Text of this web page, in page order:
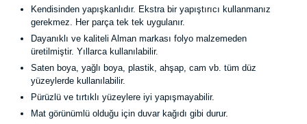
Kendisinden yapışkanlıdır. Ekstra bir yapıştırıcı kullanmanız
gerekmez. Her parça tek tek uygulanır.
Dayanıklı ve kaliteli Alman markası folyo malzemeden
üretilmiştir. Yıllarca kullanılabilir.
Saten boya, yağlı boya, plastik, ahşap, cam vb. tüm düz
yüzeylerde kullanılabilir.
Pürüzlü ve tırtıklı yüzeylere iyi yapışmayabilir.
Mat görünümlü olduğu için duvar kağıdı gibi durur.